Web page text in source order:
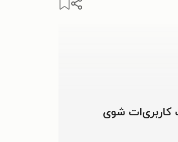
کاربری‌ات شوی